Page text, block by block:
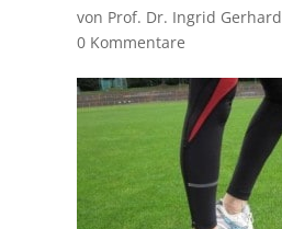
von Prof. Dr. Ingrid Gerhard
0 Kommentare